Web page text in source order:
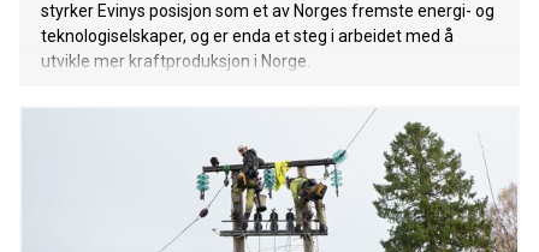
styrker Evinys posisjon som et av Norges fremste energi- og
teknologiselskaper, og er enda et steg i arbeidet med å
utvikle mer kraftproduksjon i Norge.